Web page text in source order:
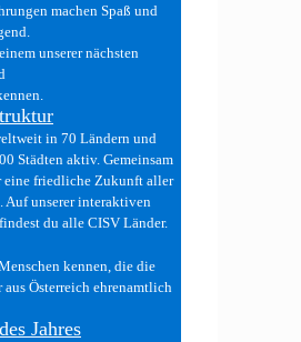
machen Spaß und
unserer nächsten
in 70 Ländern und
Städten aktiv. Gemeinsam
eine friedliche Zukunft aller
Auf unserer interaktiven
du alle CISV Länder.
kennen, die die
Österreich ehrenamtlich
Jahres